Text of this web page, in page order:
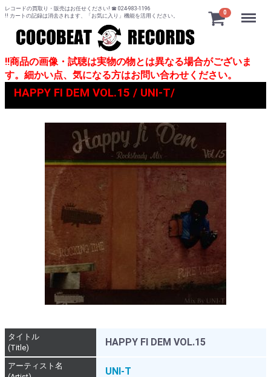
レコードの買取り・販売はお任せください! ☎ 024-983-1196
!! カートの記録は消去されます、「お気に入り」機能を活用ください。
0 Menu
!!商品の画像・試聴は実物の物とは異なる場合がございま
す。細かい点、気になる方はお問い合わせください。
HAPPY FI DEM VOL.15 / UNI-T/
タイトル
(Title)
HAPPY FI DEM VOL.15
アーティスト名
UNI-T